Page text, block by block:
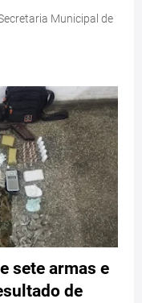
Municipal de
sete armas e
de